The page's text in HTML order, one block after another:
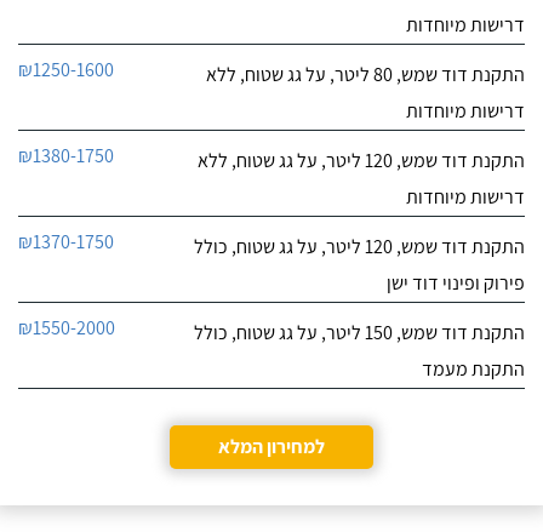
דרישות מיוחדות
התקנת דוד שמש, 80 ליטר, על גג שטוח, ללא
דרישות מיוחדות
₪1250-1600
התקנת דוד שמש, 120 ליטר, על גג שטוח, ללא
דרישות מיוחדות
₪1380-1750
התקנת דוד שמש, 120 ליטר, על גג שטוח, כולל
פירוק ופינוי דוד ישן
₪1370-1750
התקנת דוד שמש, 150 ליטר, על גג שטוח, כולל
התקנת מעמד
₪1550-2000
למחירון המלא